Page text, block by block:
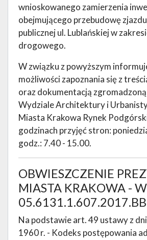
wnioskowanego zamierzenia
obejmującego przebudowę
publicznej ul. Lublańskiej w
drogowego.
W związku z powyższym
możliwości zapoznania się z
oraz dokumentacją
Wydziale Architektury i
Miasta Krakowa Rynek
godzinach przyjęć stron:
godz.: 7.40 - 15.00.
OBWIESZCZENIE
MIASTA KRAKOWA -
05.6131.1.607.2017.BB
Na podstawie art. 49 ustawy z
1960 r. - Kodeks postępowania